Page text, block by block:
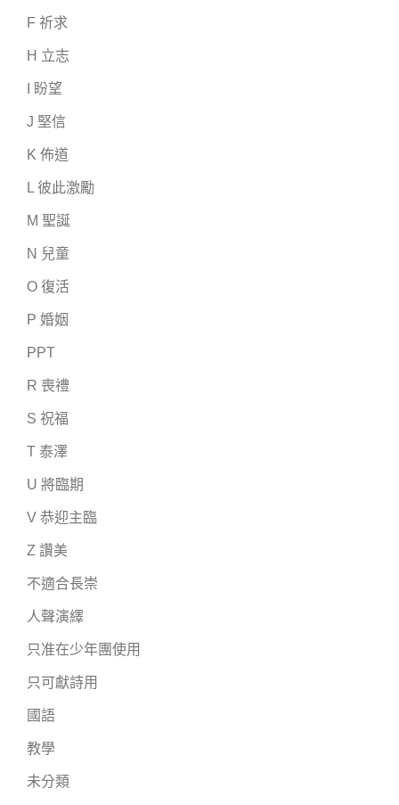
F 祈求
H 立志
I 盼望
J 堅信
K 佈道
L 彼此激勵
M 聖誕
N 兒童
O 復活
P 婚姻
PPT
R 喪禮
S 祝福
T 泰澤
U 將臨期
V 恭迎主臨
Z 讚美
不適合長崇
人聲演繹
只准在少年團使用
只可獻詩用
國語
教學
未分類